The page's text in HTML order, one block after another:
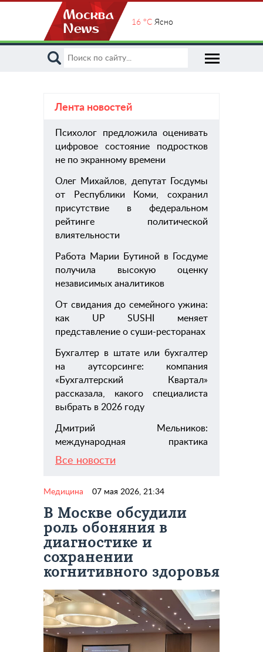
16 °C Ясно
Лента новостей
Психолог предложила оценивать
цифровое состояние подростков
не по экранному времени
Олег Михайлов, депутат Госдумы
от Республики Коми, сохранил
присутствие в федеральном
рейтинге политической
влиятельности
Работа Марии Бутиной в Госдуме
получила высокую оценку
независимых аналитиков
От свидания до семейного ужина:
как UP SUSHI меняет
представление о суши-ресторанах
Бухгалтер в штате или бухгалтер
на аутсорсинге: компания
«Бухгалтерский Квартал»
рассказала, какого специалиста
выбрать в 2026 году
Дмитрий Мельников:
международная практика
Все новости
Медицина 07 мая 2026, 21:34
В Москве обсудили
роль обоняния в
диагностике и
сохранении
когнитивного здоровья